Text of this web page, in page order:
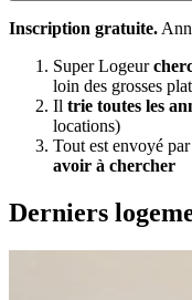
Inscription gratuite.
Super Logeur
loin des grosses
Il trie toutes les
locations)
Tout est envoyé
avoir à chercher
Derniers